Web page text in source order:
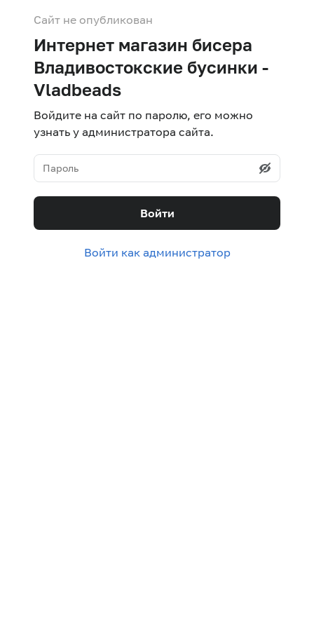
Сайт не опубликован
Интернет магазин бисера
Владивостокские бусинки -
Vladbeads
Войдите на сайт по паролю, его можно
узнать у администратора сайта.
Войти
Войти как администратор